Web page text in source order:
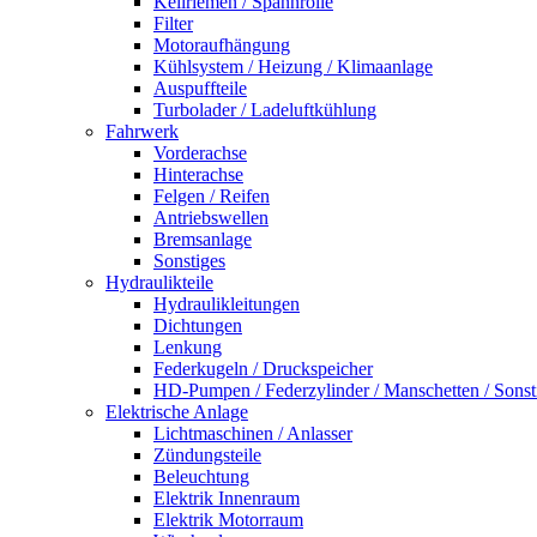
Filter
Motoraufhängung
Kühlsystem / Heizung / Klimaanlage
Auspuffteile
Turbolader / Ladeluftkühlung
Fahrwerk
Vorderachse
Hinterachse
Felgen / Reifen
Antriebswellen
Bremsanlage
Sonstiges
Hydraulikteile
Hydraulikleitungen
Dichtungen
Lenkung
Federkugeln / Druckspeicher
HD-Pumpen / Federzylinder / Manschetten /
Elektrische Anlage
Lichtmaschinen / Anlasser
Zündungsteile
Beleuchtung
Elektrik Innenraum
Elektrik Motorraum